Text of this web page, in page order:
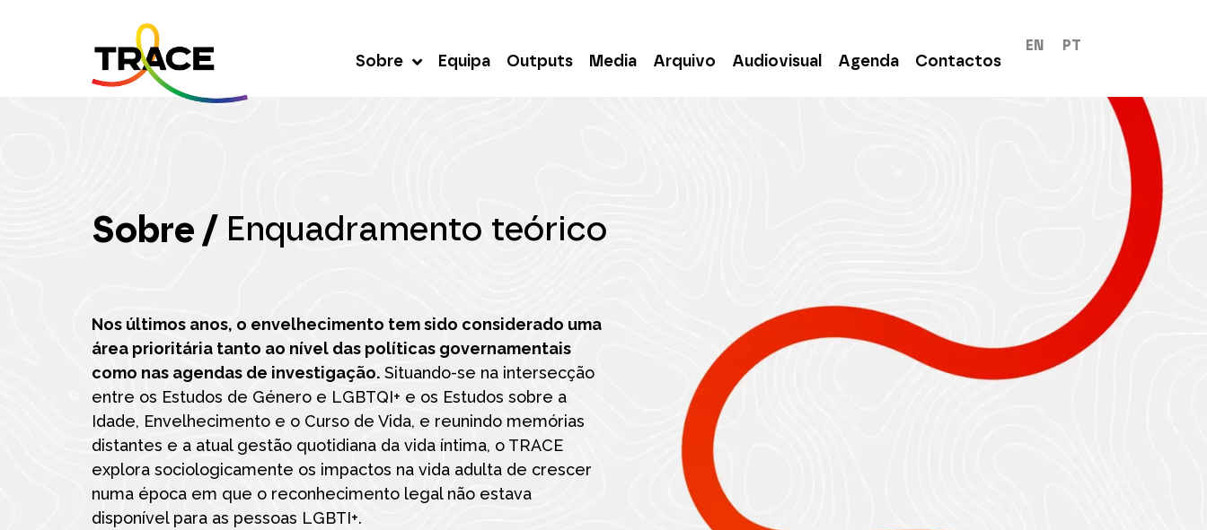
Sobre Equipa Outputs Media Arquivo Audiovisual Agenda Contactos
EN PT
Sobre / Enquadramento teórico
Nos últimos anos, o envelhecimento tem sido considerado uma
área prioritária tanto ao nível das políticas governamentais
como nas agendas de investigação. Situando-se na intersecção
entre os Estudos de Género e LGBTQI+ e os Estudos sobre a
Idade, Envelhecimento e o Curso de Vida, e reunindo memórias
distantes e a atual gestão quotidiana da vida íntima, o TRACE
explora sociologicamente os impactos na vida adulta de crescer
numa época em que o reconhecimento legal não estava
disponível para as pessoas LGBTI+.